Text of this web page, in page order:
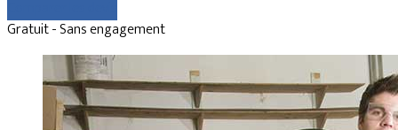
Gratuit - Sans engagement